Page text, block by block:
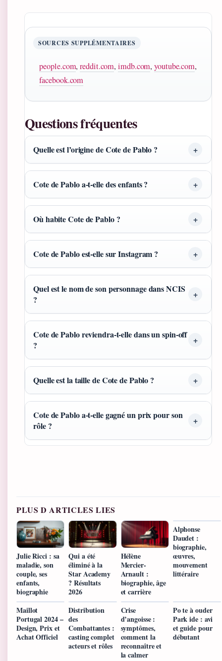
SOURCES SUPPLÉMENTAIRES
people.com,reddit.com,imdb.com,youtube.com,
facebook.com
Questions fréquentes
Quelle est l’origine de Cote de Pablo ?
Cote de Pablo a-t-elle des enfants ?
Où habite Cote de Pablo ?
Cote de Pablo est-elle sur Instagram ?
Quel est le nom de son personnage dans NCIS
?
Cote de Pablo reviendra-t-elle dans un spin-off
?
Quelle est la taille de Cote de Pablo ?
Cote de Pablo a-t-elle gagné un prix pour son
rôle ?
PLUS D ARTICLES LIES
Julie Ricci : sa
maladie, son
couple, ses
enfants,
biographie
Qui a été
éliminé à la
Star Academy
? Résultats
2026
Hélène
Mercier-
Arnault :
biographie, âge
et carrière
Alphonse
Daudet :
biographie,
œuvres,
mouvement
littéraire
Maillot
Portugal 2024 –
Design, Prix et
Achat Officiel
Distribution
des
Combattantes :
casting complet
acteurs et rôles
Crise
d’angoisse :
symptômes,
comment la
reconnaître et
la calmer
Po te à ouder
Park ide : avi
et guide pour
débutant